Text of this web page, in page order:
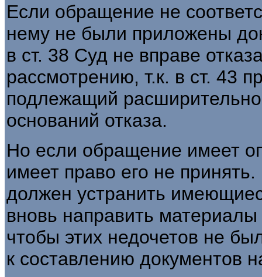
Если обращение не
нему не были приложены
в ст. 38 Суд не вправе
рассмотрению, т.к. в ст. 43
подлежащий
оснований отказа.
Но если обращение имеет
имеет право его не
должен устранить
вновь направить
чтобы этих недочетов не
к составлению документов